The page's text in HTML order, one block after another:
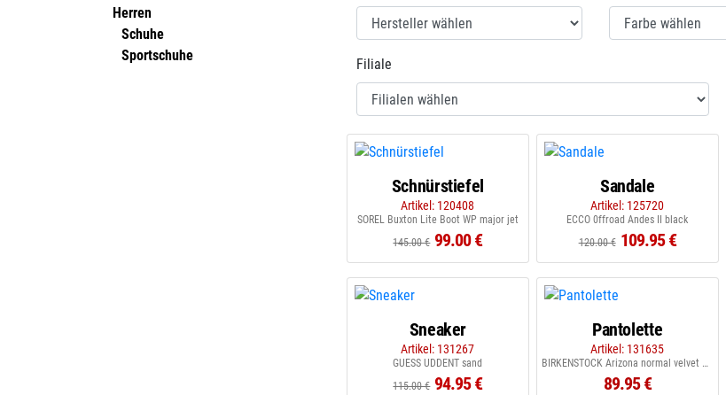
Herren
Schuhe
Sportschuhe
Filiale
Schnürstiefel
Artikel: 120408
SOREL Buxton Lite Boot WP major jet
145.00 € 99.00 €
Sandale
Artikel: 125720
ECCO 0ffroad Andes II black
120.00 € 109.95 €
Sneaker
Artikel: 131267
GUESS UDDENT sand
115.00 € 94.95 €
Pantolette
Artikel: 131635
BIRKENSTOCK Arizona normal velvet grey black
89.95 €